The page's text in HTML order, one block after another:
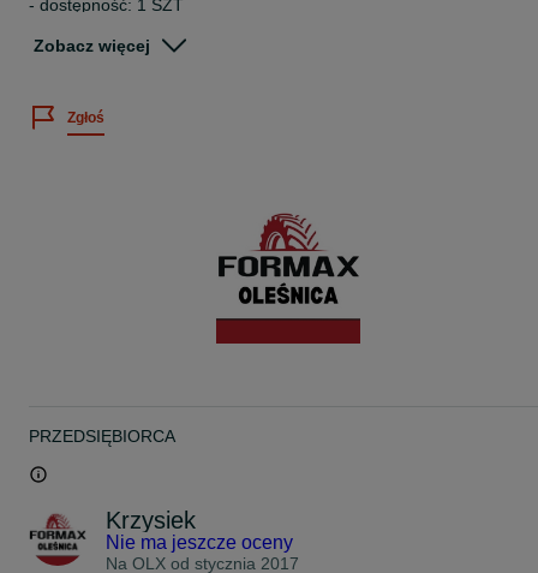
- dostępność: 1 SZT
- wszystkie oferowane opony objęte są gwarancją rozruchową,
- każda opona przed wysłaniem sprawdzana jest ciśnieniowo.
W ofercie posiadamy tysiące opon!
- opony używane ciężarowe (ciągniki siodłowe, naczepy,
Adres firmy:
Formax S.C. Serwis Opon
Dąbrowa 1
Czynne:
Pon.-Pt.: 8-17
Zobacz więcej
Zgłoś
PRZEDSIĘBIORCA
Krzysiek
Nie ma jeszcze oceny
Na OLX od stycznia 2017